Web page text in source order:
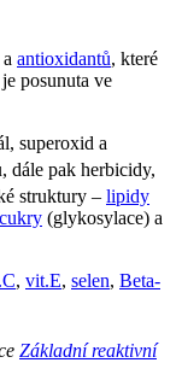
a antioxidantů, které
posunuta ve
superoxid a
dále pak herbicidy,
struktury – lipidy
cukry (glykosylace) a
, vit.E, selen, Beta-
Základní reaktivní